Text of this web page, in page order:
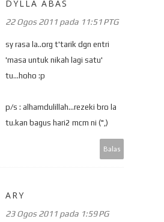
DYLLA ABAS
22 Ogos 2011 pada 11:51 PTG
sy rasa la..org t'tarik dgn entri
'masa untuk nikah lagi satu'
tu...hoho :p
p/s : alhamdulillah...rezeki bro la
tu.kan bagus hari2 mcm ni (",)
Balas
ARY
23 Ogos 2011 pada 1:59 PG